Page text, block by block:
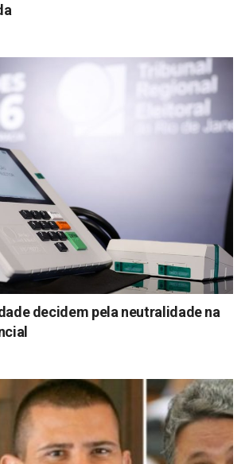
decidem pela neutralidade na